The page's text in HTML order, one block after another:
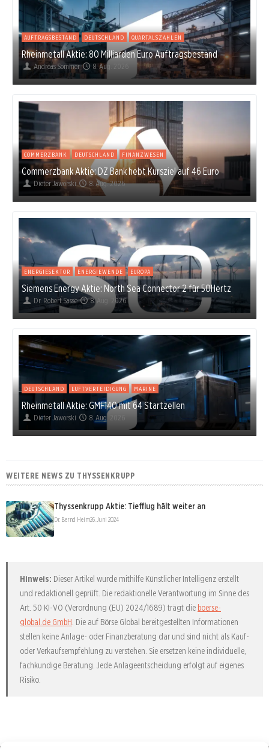
AUFTRAGSBESTAND DEUTSCHLAND QUARTALSZAHLEN
Rheinmetall Aktie: 80 Milliarden Euro Auftragsbestand
Andreas Sommer 8. Aug. 2026
COMMERZBANK DEUTSCHLAND FINANZWESEN
Commerzbank Aktie: DZ Bank hebt Kursziel auf 46 Euro
Dieter Jaworski 8. Aug. 2026
ENERGIESEKTOR ENERGIEWENDE EUROPA
Siemens Energy Aktie: North Sea Connector 2 für 50Hertz
Dr. Robert Sasse 8. Aug. 2026
DEUTSCHLAND LUFTVERTEIDIGUNG MARINE
Rheinmetall Aktie: GMF140 mit 64 Startzellen
Dieter Jaworski 8. Aug. 2026
WEITERE NEWS ZU THYSSENKRUPP
Thyssenkrupp Aktie: Tiefflug hält weiter an
Dr. Bernd Heim26. Juni 2024
Hinweis: Dieser Artikel wurde mithilfe Künstlicher Intelligenz erstellt
und redaktionell geprüft. Die redaktionelle Verantwortung im Sinne des
Art. 50 KI-VO (Verordnung (EU) 2024/1689) trägt die boerse-
global.de GmbH . Die auf Börse Global bereitgestellten Informationen
stellen keine Anlage- oder Finanzberatung dar und sind nicht als Kauf-
oder Verkaufsempfehlung zu verstehen. Sie ersetzen keine individuelle,
fachkundige Beratung. Jede Anlageentscheidung erfolgt auf eigenes
Risiko.